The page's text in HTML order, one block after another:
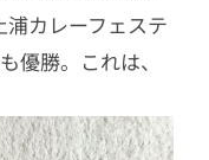
カレーフェステ
優勝。これは、